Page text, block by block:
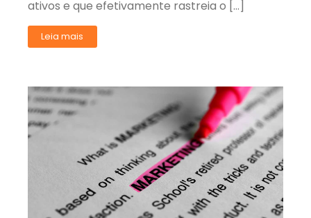
ativos e que efetivamente rastreia o […]
Leia mais